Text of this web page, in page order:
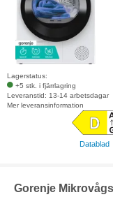
Lagerstatus:
+5 stk. i fjärrlagring
Leveranstid: 13-14 arbetsdagar
Mer leveransinformation
Datablad
Gorenje